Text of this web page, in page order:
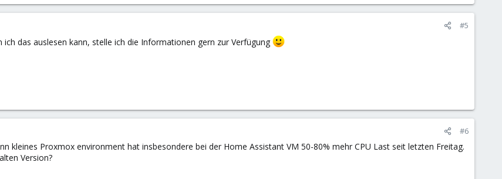
#5
das auslesen kann, stelle ich die Informationen gern zur Verfügung
#6
kleines Proxmox environment hat insbesondere bei der Home Assistant VM 50-80% mehr CPU Last seit letzten Freitag.
Version?